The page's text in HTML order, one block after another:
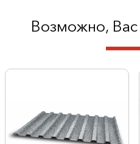
Возможно, Вас